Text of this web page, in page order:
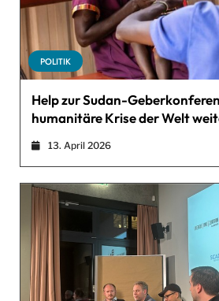
POLITIK
Help zur Sudan-
humanitäre Krise der Welt
13. April 2026